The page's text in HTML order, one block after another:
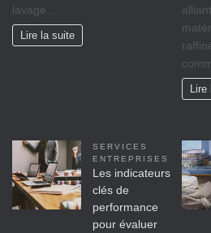
lavage…
Lire la suite
SERVICES
ENTREPRISES
Les indicateurs
clés de
performance
pour évaluer